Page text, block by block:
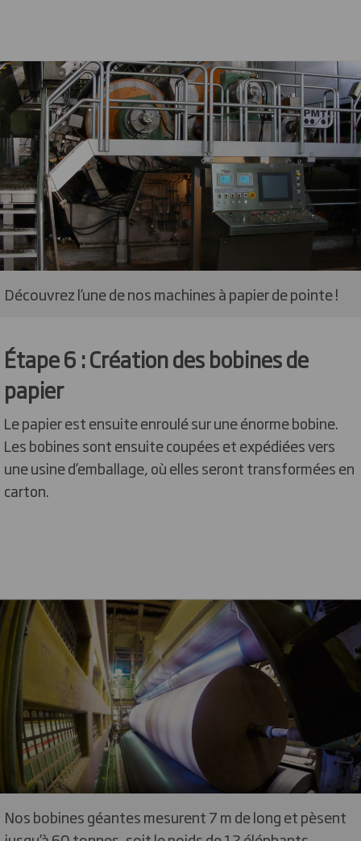
Découvrez l’une de nos machines à papier de pointe !
Étape 6 : Création des bobines de
papier
Le papier est ensuite enroulé sur une énorme bobine.
Les bobines sont ensuite coupées et expédiées vers
une usine d’emballage, où elles seront transformées en
carton.
Nos bobines géantes mesurent 7 m de long et pèsent